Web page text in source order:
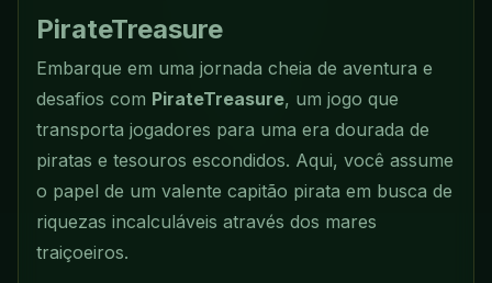
PirateTreasure
Embarque em uma jornada cheia de aventura e
desafios com PirateTreasure, um jogo que
transporta jogadores para uma era dourada de
piratas e tesouros escondidos. Aqui, você assume
o papel de um valente capitão pirata em busca de
riquezas incalculáveis através dos mares
traiçoeiros.